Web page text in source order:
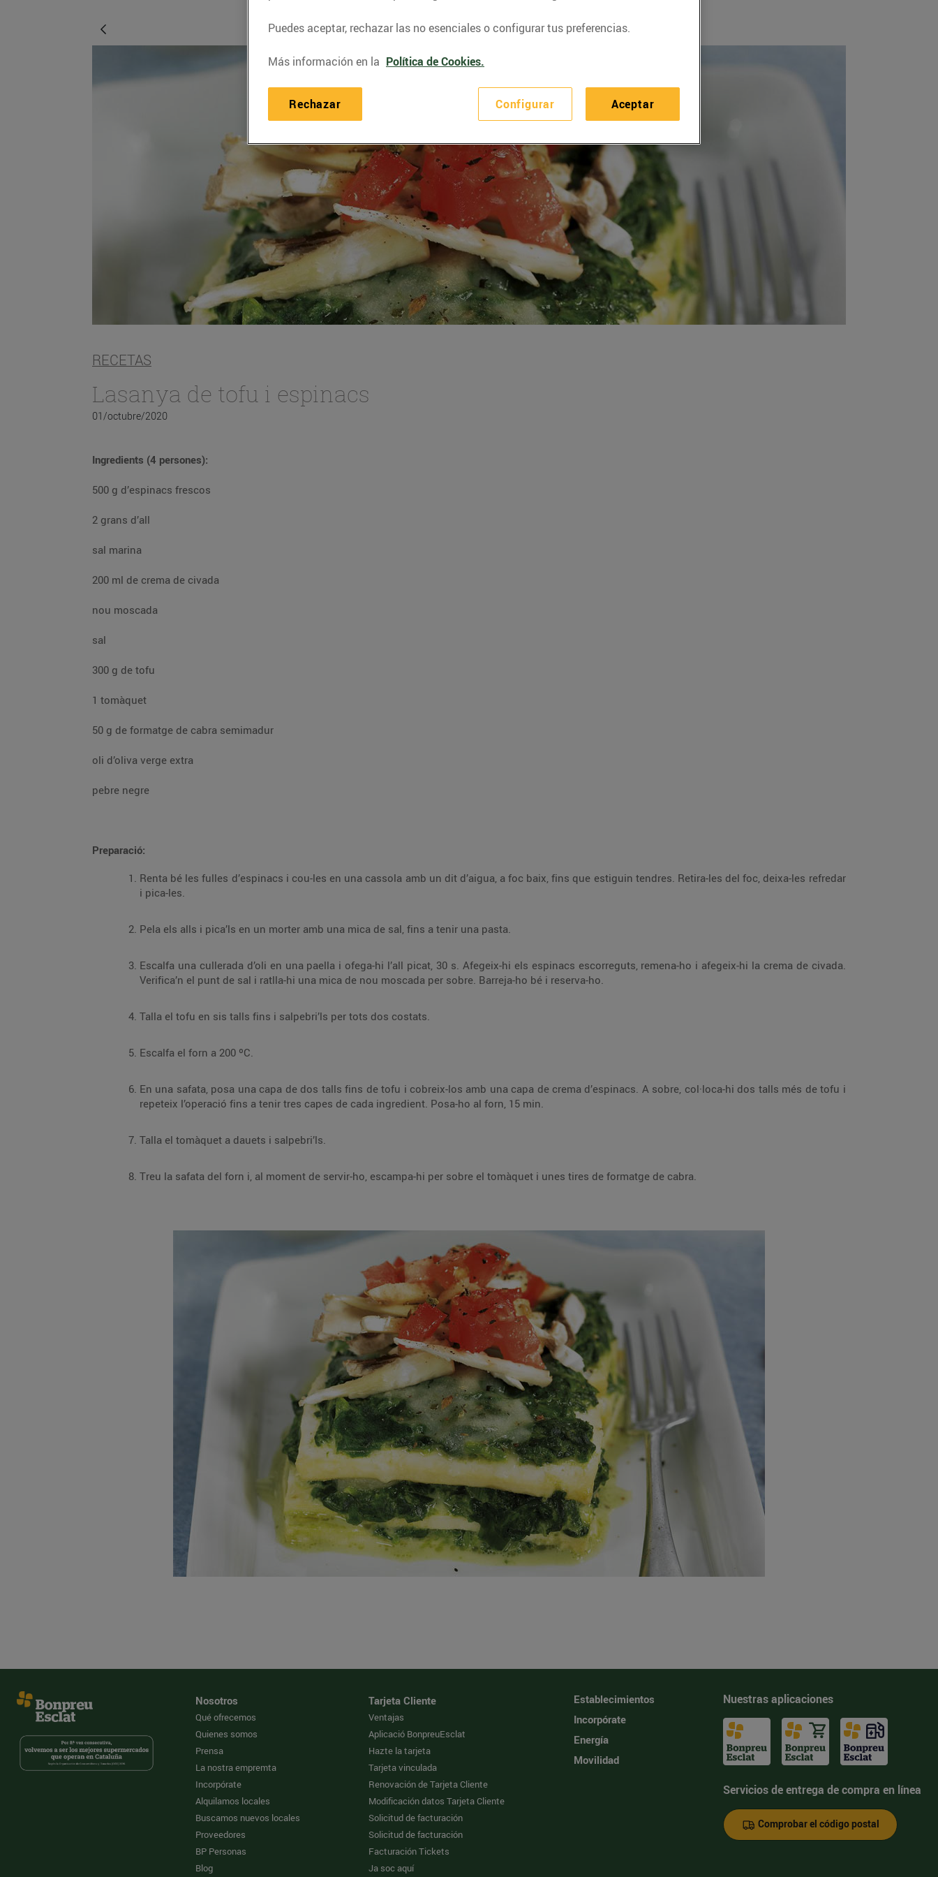
RECETAS
Lasanya de tofu i espinacs
01/octubre/2020
Ingredients (4 persones):
500 g d’espinacs frescos
2 grans d’all
sal marina
200 ml de crema de civada
nou moscada
sal
300 g de tofu
1 tomàquet
50 g de formatge de cabra semimadur
oli d’oliva verge extra
pebre negre
Preparació:
Renta bé les fulles d’espinacs i cou-les en una cassola amb un dit d’aigua, a foc baix, fins que estiguin tendres. Retira-les del foc, deixa-les refredar
i pica-les.
Pela els alls i pica’ls en un morter amb una mica de sal, fins a tenir una pasta.
Escalfa una cullerada d’oli en una paella i ofega-hi l’all picat, 30 s. Afegeix-hi els espinacs escorreguts, remena-ho i afegeix-hi la crema de civada.
Verifica’n el punt de sal i ratlla-hi una mica de nou moscada per sobre. Barreja-ho bé i reserva-ho.
Talla el tofu en sis talls fins i salpebri’ls per tots dos costats.
Escalfa el forn a 200 ºC.
En una safata, posa una capa de dos talls fins de tofu i cobreix-los amb una capa de crema d’espinacs. A sobre, col·loca-hi dos talls més de tofu i
repeteix l’operació fins a tenir tres capes de cada ingredient. Posa-ho al forn, 15 min.
Talla el tomàquet a dauets i salpebri’ls.
Treu la safata del forn i, al moment de servir-ho, escampa-hi per sobre el tomàquet i unes tires de formatge de cabra.
Nosotros
Qué ofrecemos
Quienes somos
Prensa
La nostra empremta
Incorpórate
Alquilamos locales
Buscamos nuevos locales
Proveedores
BP Personas
Blog
Tarjeta Cliente
Ventajas
Aplicació BonpreuEsclat
Hazte la tarjeta
Tarjeta vinculada
Renovación de Tarjeta Cliente
Modificación datos Tarjeta Cliente
Solicitud de facturación
Solicitud de facturación
Facturación Tickets
Ja soc aquí
Establecimientos
Incorpórate
Energía
Movilidad
Nuestras aplicaciones
Servicios de entrega de compra en línea
Comprobar el código postal
Puedes aceptar, rechazar las no esenciales o configurar tus preferencias.
Más información en la Política de Cookies.
Configurar
Rechazar Aceptar